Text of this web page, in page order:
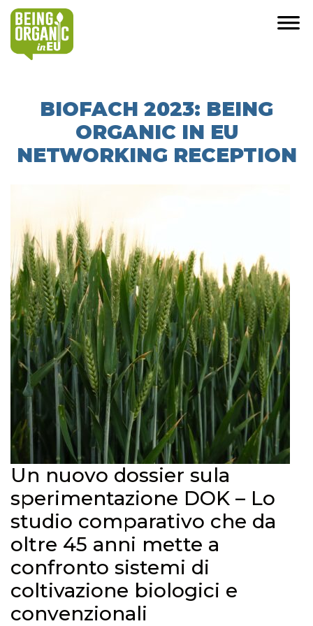
BIOFACH 2023: BEING
ORGANIC IN EU
NETWORKING RECEPTION
Un nuovo dossier sula
sperimentazione DOK – Lo
studio comparativo che da
oltre 45 anni mette a
confronto sistemi di
coltivazione biologici e
convenzionali